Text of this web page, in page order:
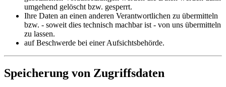
umgehend gelöscht bzw. gesperrt.
Ihre Daten an einen anderen Verantwortlichen zu übermitteln
bzw. - soweit dies technisch machbar ist - von uns übermitteln
zu lassen.
auf Beschwerde bei einer Aufsichtsbehörde.
Speicherung von Zugriffsdaten